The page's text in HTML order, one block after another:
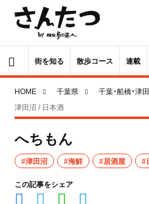
街を知る 散歩コース 連載
HOME 千葉県 千葉・船橋・津
津田沼 / 日本酒
へちもん
#津田沼 #海鮮 #居酒屋 #
この記事をシェア